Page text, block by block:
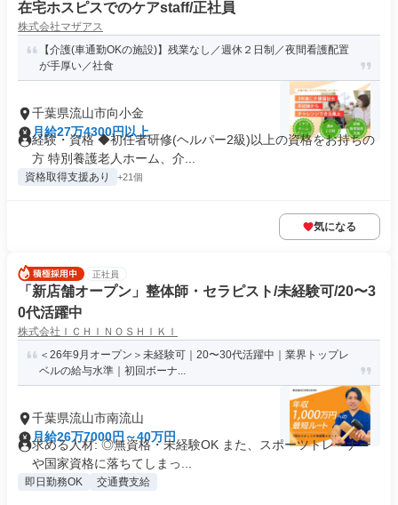
在宅ホスピスでのケアstaff/正社員
株式会社マザアス
【介護(車通勤OKの施設)】残業なし／週休２日制／夜間看護配置
が手厚い／社食
千葉県流山市向小金
月給27万4300円以上
経験・資格 ◆初任者研修(ヘルパー2級)以上の資格をお持ちの
方 特別養護老人ホーム、介...
資格取得支援あり +21個
気になる
正社員
「新店舗オープン」整体師・セラピスト/未経験可/20〜3
0代活躍中
株式会社ＩＣＨＩＮＯＳＨＩＫＩ
＜26年9月オープン＞未経験可｜20〜30代活躍中｜業界トップレ
ベルの給与水準｜初回ボーナ...
千葉県流山市南流山
月給26万7000円～40万円
求める人材: ◎無資格・未経験OK また、スポーツトレーナー
や国家資格に落ちてしまっ...
即日勤務OK 交通費支給